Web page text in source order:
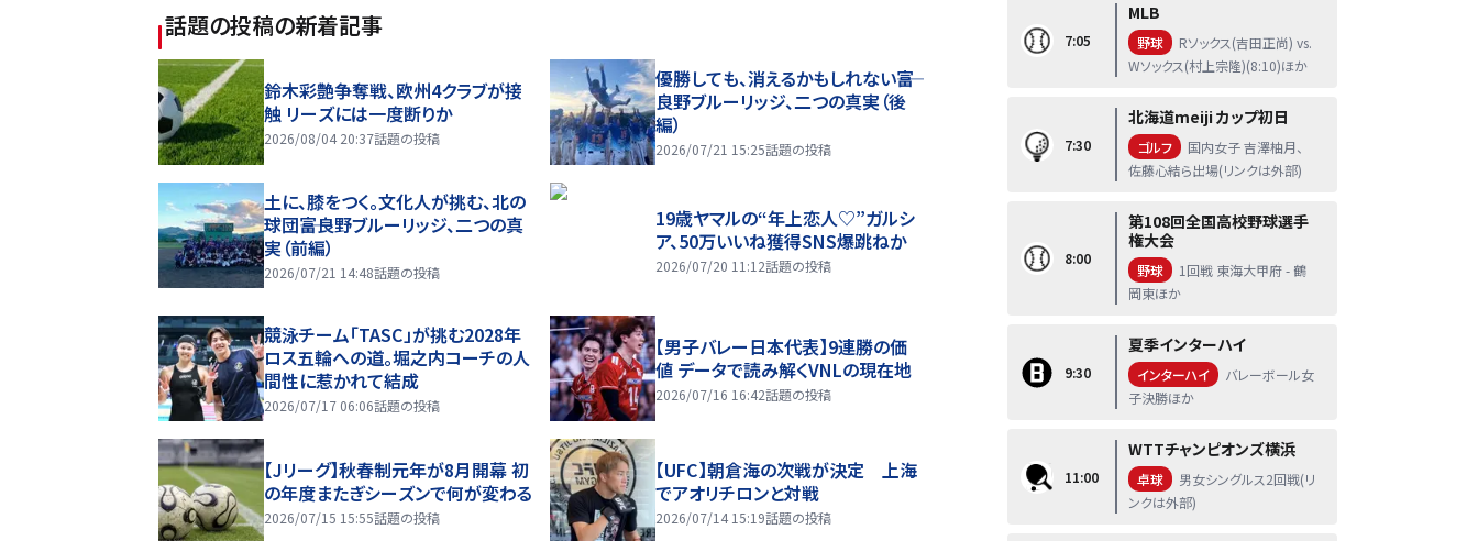
話題の投稿の新着記事
鈴木彩艶争奪戦、欧州4クラブが接
触 リーズには一度断りか
2026/08/04 20:37話題の投稿
優勝しても、消えるかもしれない――富
良野ブルーリッジ、二つの真実（後
編）
2026/07/21 15:25話題の投稿
土に、膝をつく。文化人が挑む、北の
球団――富良野ブルーリッジ、二つの真
実（前編）
2026/07/21 14:48話題の投稿
19歳ヤマルの“年上恋人♡”ガルシ
ア、50万いいね獲得SNS爆跳ねか
2026/07/20 11:12話題の投稿
競泳チーム「TASC」が挑む2028年
ロス五輪への道。堀之内コーチの人
間性に惹かれて結成
2026/07/17 06:06話題の投稿
【男子バレー日本代表】9連勝の価
値 データで読み解くVNLの現在地
2026/07/16 16:42話題の投稿
【Jリーグ】秋春制元年が8月開幕 初
の年度またぎシーズンで何が変わる
2026/07/15 15:55話題の投稿
【UFC】朝倉海の次戦が決定 上海
でアオリチロンと対戦
2026/07/14 15:19話題の投稿
7:05
MLB
野球
Rソックス(吉田正尚) vs.
Wソックス(村上宗隆)(8:10)ほか
7:30
北海道meiji カップ初日
ゴルフ
国内女子 吉澤柚月、
佐藤心結ら出場(リンクは外部)
8:00
第108回全国高校野球選手
権大会
野球
1回戦 東海大甲府 - 鶴
岡東ほか
9:30
夏季インターハイ
インターハイ
バレーボール女
子決勝ほか
11:00
WTTチャンピオンズ横浜
卓球
男女シングルス2回戦(リ
ンクは外部)